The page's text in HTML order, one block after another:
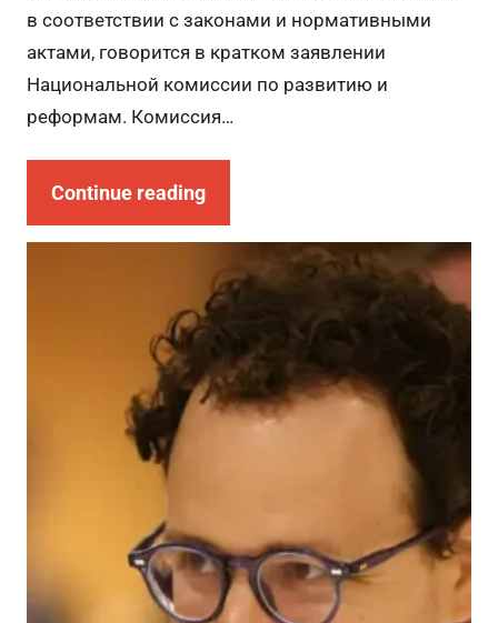
в соответствии с законами и нормативными
актами, говорится в кратком заявлении
Национальной комиссии по развитию и
реформам. Комиссия…
Continue reading